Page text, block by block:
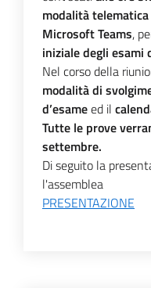
modalità
Microsoft Teams,
iniziale degli esami
Nel corso della
modalità di
d’esameed il
Tutte le prove
settembre.
Di seguito la
l'assemblea
PRESENTAZIONE